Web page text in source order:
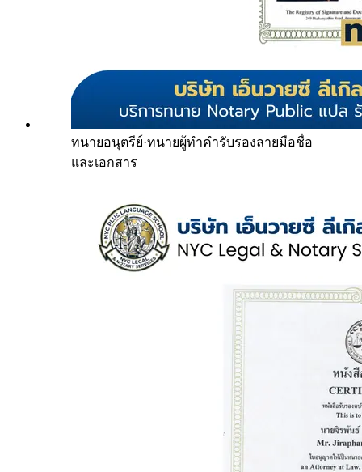
ทนายอนุตรีย์·ทนายผู้ทำคำรับรองลายมือชื่อ
และเอกสาร